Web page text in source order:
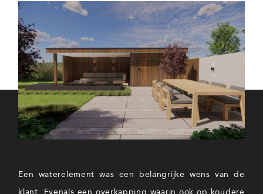
Een waterelement was een belangrijke wens van de
klant. Evenals een overkapping waarin ook op koudere